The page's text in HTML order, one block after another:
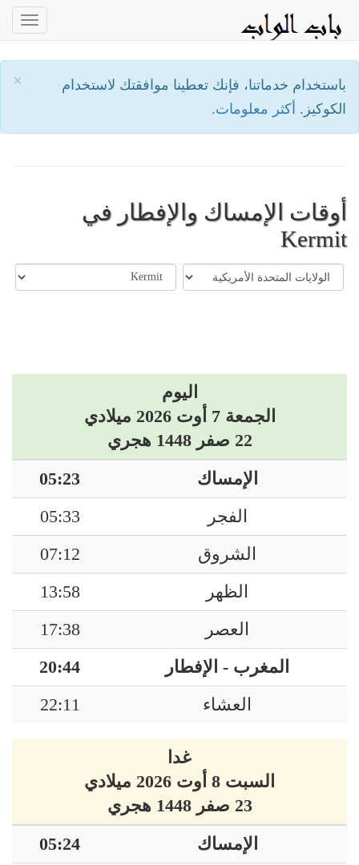
×
باستخدام خدماتنا، فإنك تعطينا موافقتك لاستخدام
الكوكيز. أكثر معلومات.
أوقات الإمساك والإفطار في
Kermit
اليوم
الجمعة 7 أوت 2026 ميلادي
22 صفر 1448 هجري
الإمساك
05:23
الفجر
05:33
الشروق
07:12
الظهر
13:58
العصر
17:38
المغرب - الإفطار
20:44
العشاء
22:11
غدا
السبت 8 أوت 2026 ميلادي
23 صفر 1448 هجري
الإمساك
05:24